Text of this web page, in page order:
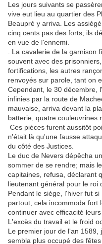
Les jours suivants se
vive eut lieu au quartier des
Beaupré y arriva. Les
cinq cents pas des forts; ils
en vue de l'ennemi.
. La cavalerie de la
souvent avec des
fortifications, les autres
renvoyés sur parole, tant on
Cependant, le 30 décembre,
infinies par la route de
mauvaise, arriva devant la
batterie, quatre couleuvrines
Ces pièces furent aussitôt
n'était là qu'une fausse
du côté des Justices.
Le duc de Nevers dépêcha
sommer de se rendre; mais
capitaines, refusa, déclarant
lieutenant général pour le roi
Pendant le siège, l'hiver fut
partout; cela incommoda fort
continuer avec efficacité
L'excès du travail et le froid
Le premier jour de l'an 1589,
sembla plus occupé des